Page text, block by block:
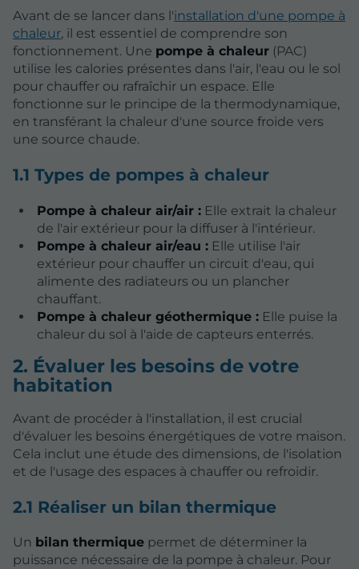
Avant de se lancer dans l'installation d'une pompe à
chaleur, il est essentiel de comprendre son
fonctionnement. Une pompe à chaleur (PAC)
utilise les calories présentes dans l'air, l'eau ou le sol
pour chauffer ou rafraîchir un espace. Elle
fonctionne sur le principe de la thermodynamique,
en transférant la chaleur d'une source froide vers
une source chaude.
1.1 Types de pompes à chaleur
Pompe à chaleur air/air :Elle extrait la chaleur
de l'air extérieur pour la diffuser à l'intérieur.
Pompe à chaleur air/eau :Elle utilise l'air
extérieur pour chauffer un circuit d'eau, qui
alimente des radiateurs ou un plancher
chauffant.
Pompe à chaleur géothermique :Elle puise la
chaleur du sol à l'aide de capteurs enterrés.
2. Évaluer les besoins de votre
habitation
Avant de procéder à l'installation, il est crucial
d'évaluer les besoins énergétiques de votre maison.
Cela inclut une étude des dimensions, de l'isolation
et de l'usage des espaces à chauffer ou refroidir.
2.1 Réaliser un bilan thermique
Un bilan thermique permet de déterminer la
puissance nécessaire de la pompe à chaleur. Pour